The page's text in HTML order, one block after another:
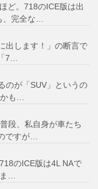
ど。718のICE版は出
、完全な…
出します！」の断言で
7…
のが「SUV」というの
も…
段、私自身が車たち
ですが…
のICE版は4L NAで
…